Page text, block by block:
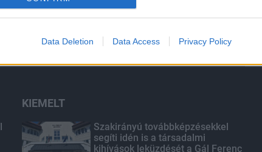
allow Google to enable storage related to personalization.
allow Google to enable storage related to security, including
Data Deletion Data Access Privacy Policy
KIEMELT
Szakirányú továbbképzésekkel
segíti idén is a társadalmi
kihívások leküzdését a Gál Ferenc